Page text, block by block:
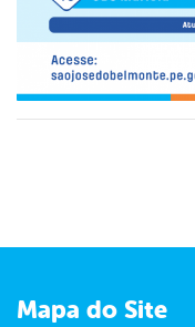
Mapa do Site